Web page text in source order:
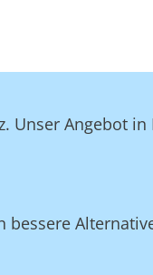
Unser Angebot
bessere